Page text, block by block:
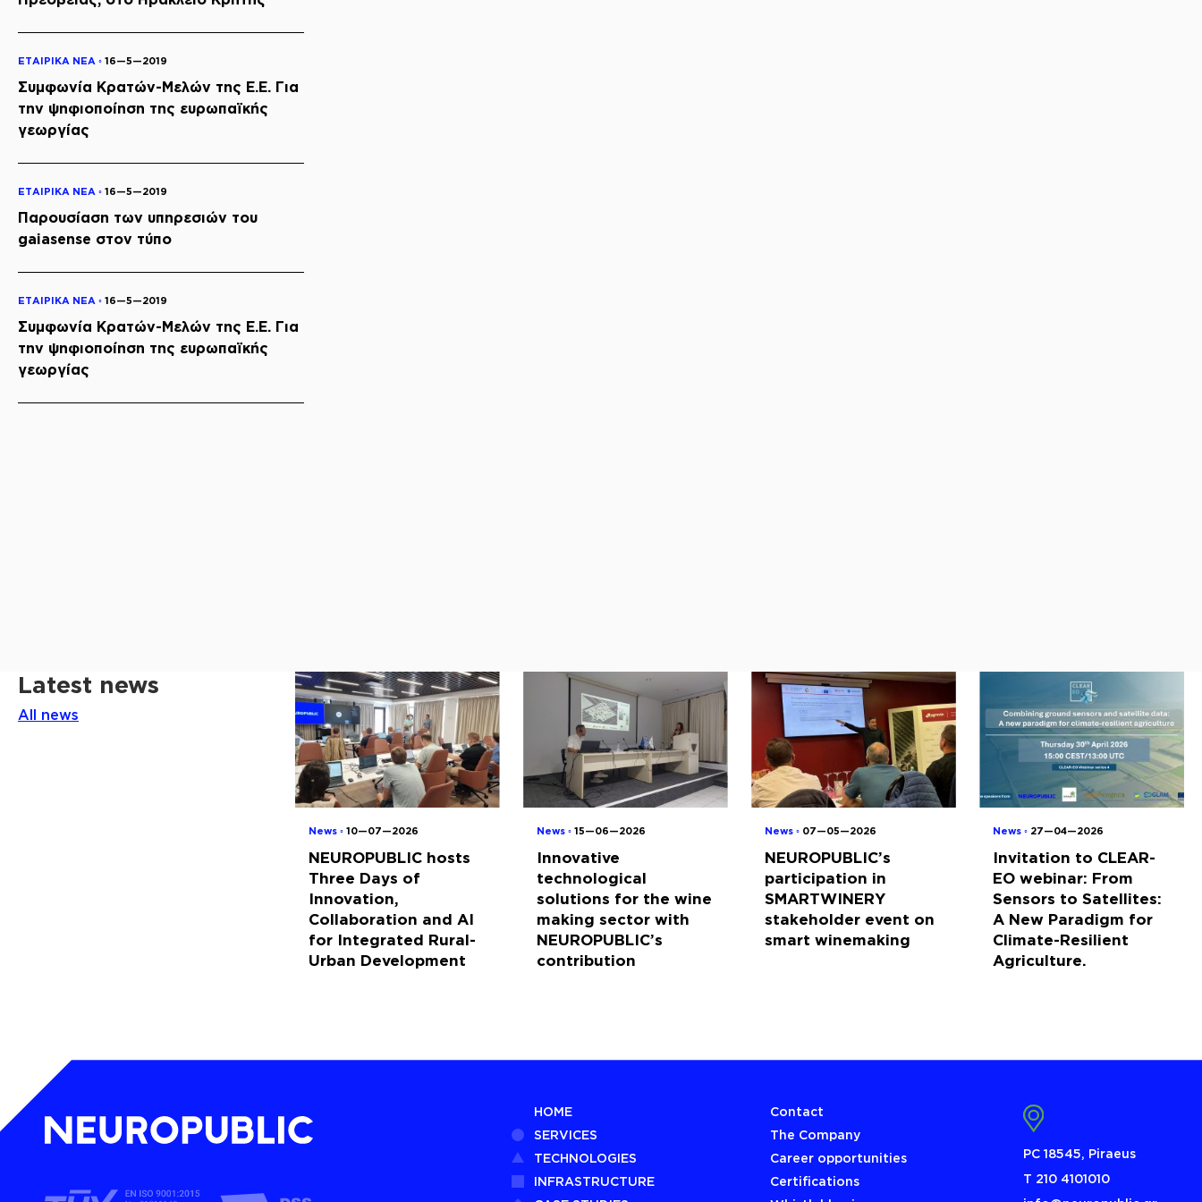
ΕΤΑΙΡΙΚΑ ΝΕΑ ◦ 16—5—2019
Συμφωνία Κρατών-Μελών της Ε.Ε. Για
την ψηφιοποίηση της ευρωπαϊκής
γεωργίας
ΕΤΑΙΡΙΚΑ ΝΕΑ ◦ 16—5—2019
Παρουσίαση των υπηρεσιών του
gaiasense στον τύπο
ΕΤΑΙΡΙΚΑ ΝΕΑ ◦ 16—5—2019
Συμφωνία Κρατών-Μελών της Ε.Ε. Για
την ψηφιοποίηση της ευρωπαϊκής
γεωργίας
Latest news
All news
News ◦ 10—07—2026
NEUROPUBLIC hosts
Three Days of
Innovation,
Collaboration and AI
for Integrated Rural-
Urban Development
News ◦15—06—2026
Innovative
technological
solutions for the wine
making sector with
NEUROPUBLIC’s
contribution
News ◦ 07—05—2026
NEUROPUBLIC’s
participation in
SMARTWINERY
stakeholder event on
smart winemaking
News ◦ 27—04—2026
Invitation to CLEAR-
EO webinar: From
Sensors to Satellites:
A New Paradigm for
Climate-Resilient
Agriculture.
HOME
SERVICES
TECHNOLOGIES
INFRASTRUCTURE
Contact
The Company
Career opportunities
Certifications
PC 18545, Piraeus
Τ 210 4101010